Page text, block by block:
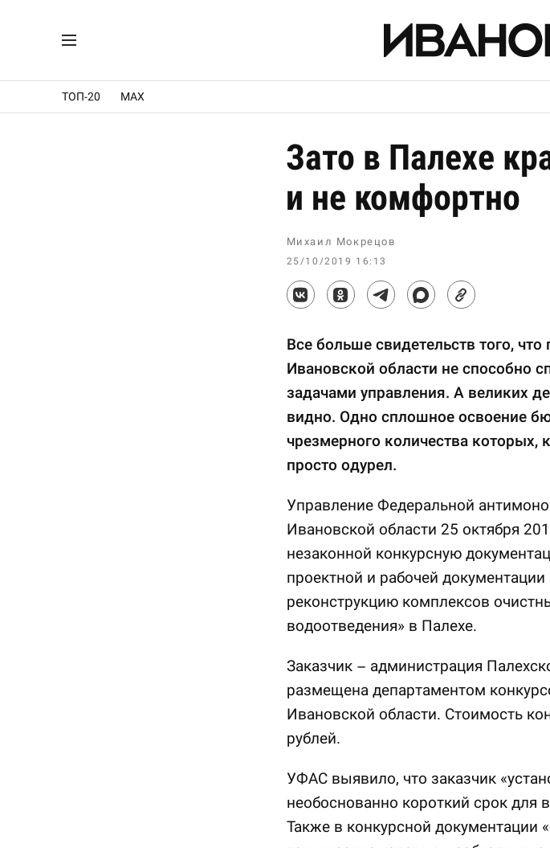
ТОП-20 MAX
Зато в Палехе
и не комфортно
Михаил Мокрецов
25/10/2019 16:13
Все больше свидетельств того, что
Ивановской области не способно
задачами управления. А великих
видно. Одно сплошное освоение
чрезмерного количества которых,
просто одурел.
Управление Федеральной
Ивановской области 25 октября
незаконной конкурсную
проектной и рабочей документации
реконструкцию комплексов
водоотведения» в Палехе.
Заказчик – администрация
размещена департаментом
Ивановской области. Стоимость
рублей.
УФАС выявило, что заказчик
необоснованно короткий срок для
Также в конкурсной документации